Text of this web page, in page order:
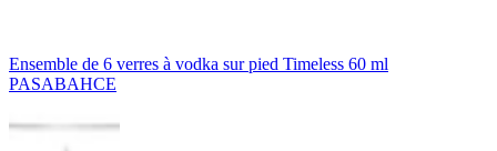
Ensemble de 6 verres à vodka sur pied Timeless 60 ml
PASABAHCE